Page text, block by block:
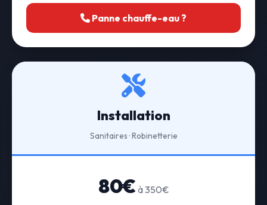
Panne chauffe-eau ?
Installation
Sanitaires · Robinetterie
80€ à 350€